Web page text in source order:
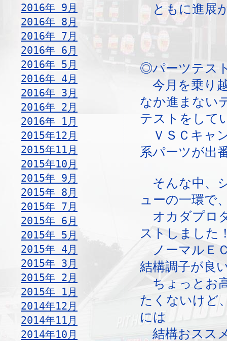
2016年 9月
2016年 8月
2016年 7月
2016年 6月
2016年 5月
2016年 4月
2016年 3月
2016年 2月
2016年 1月
2015年12月
2015年11月
2015年10月
2015年 9月
2015年 8月
2015年 7月
2015年 6月
2015年 5月
2015年 4月
2015年 3月
2015年 2月
2015年 1月
2014年12月
2014年11月
2014年10月
ともに進展
◎パーツテス
今月を乗り
なか進まない
テストをして
ＶＳＣキャ
系パーツが出
そんな中、
ューの一環で
オカダプロ
ストしました
ノーマルＥ
結構調子が良
ちょっとお
たくないけど
には
結構おスス